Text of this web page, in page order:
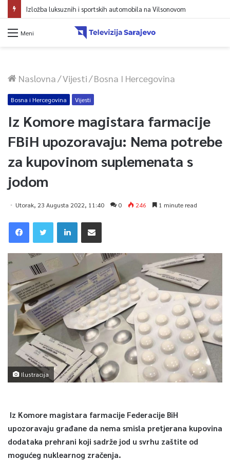
Izložba luksuznih i sportskih automobila na Vilsonovom
Meni
Naslovna/Vijesti/Bosna I Hercegovina
Bosna i Hercegovina Vijesti
Iz Komore magistara farmacije
FBiH upozoravaju: Nema potrebe
za kupovinom suplemenata s
jodom
Utorak, 23 Augusta 2022, 11:40 0 246 1 minute read
Ilustracija
Iz Komore magistara farmacije Federacije BiH
upozoravaju građane da nema smisla pretjerana kupovina
dodataka prehrani koji sadrže jod u svrhu zaštite od
mogućeg nuklearnog zračenja.